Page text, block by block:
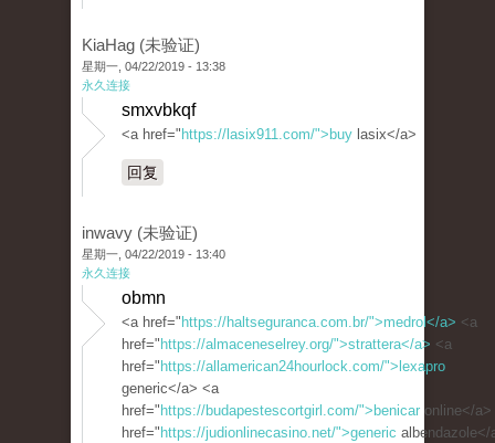
KiaHag (未验证)
星期一, 04/22/2019 - 13:38
永久连接
smxvbkqf
<a href=" https://lasix911.com/">buy lasix</a>
回复
inwavy (未验证)
星期一, 04/22/2019 - 13:40
永久连接
obmn
<a href=" https://haltseguranca.com.br/">medrol</a> <a
href=" https://almaceneselrey.org/">strattera</a> <a
href=" https://allamerican24hourlock.com/">lexapro
generic</a> <a
href=" https://budapestescortgirl.com/">benicar online</
href=" https://judionlinecasino.net/">generic albendazole</